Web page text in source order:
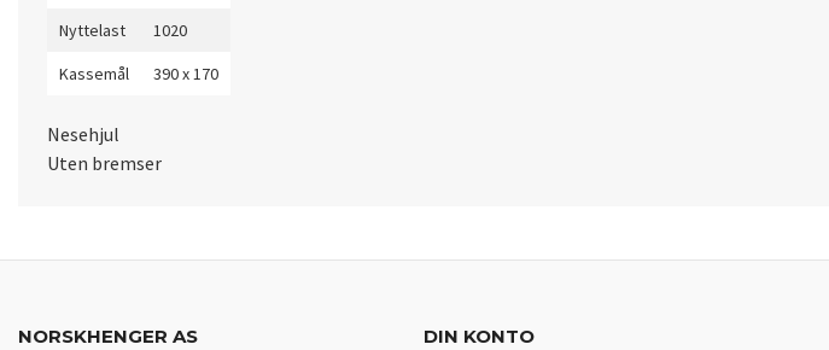
Nyttelast
1020
Kassemål
390 x 170
Nesehjul
Uten bremser
NORSKHENGER AS DIN KONTO